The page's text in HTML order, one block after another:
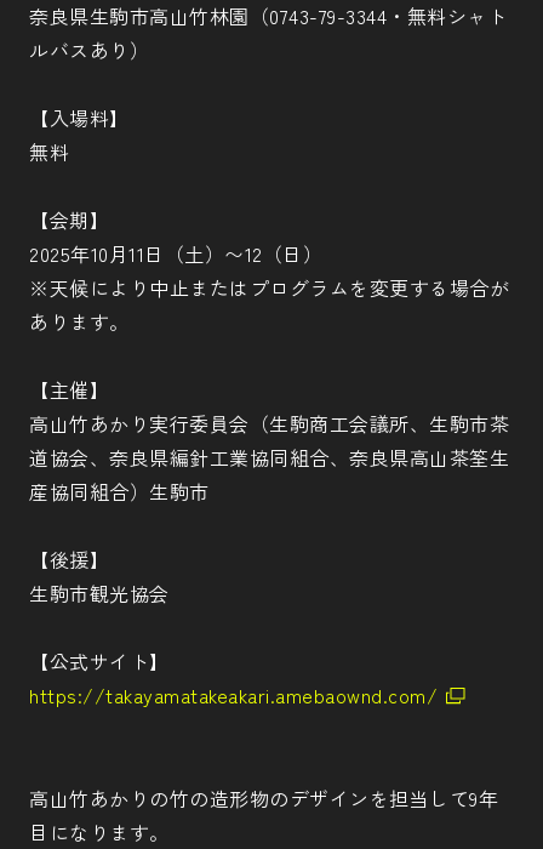
奈良県生駒市高山竹林園（0743-79-3344・無料シャト
ルバスあり）
【入場料】
無料
【会期】
2025年10月11日（土）〜12（日）
※天候により中止またはプログラムを変更する場合が
あります。
【主催】
高山竹あかり実行委員会（生駒商工会議所、生駒市茶
道協会、奈良県編針工業協同組合、奈良県高山茶筌生
産協同組合）生駒市
【後援】
生駒市観光協会
【公式サイト】
https://takayamatakeakari.amebaownd.com/
高山竹あかりの竹の造形物のデザインを担当して9年
目になります。